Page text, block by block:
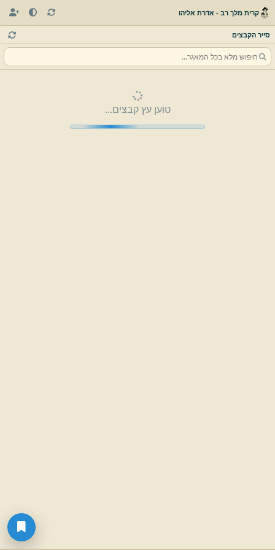
קרית מלך רב - אדרת אליהו
סייר הקבצים
טוען עץ קבצים...